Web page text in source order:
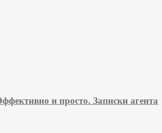
и просто. Записки агента